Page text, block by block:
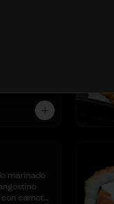
y
frescas
toques de
de nuestra
marinado
camote